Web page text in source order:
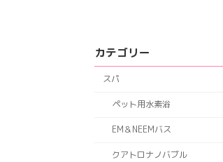
カテゴリー
スパ
ペット用水素浴
EM＆NEEMバス
クアトロナノバブル